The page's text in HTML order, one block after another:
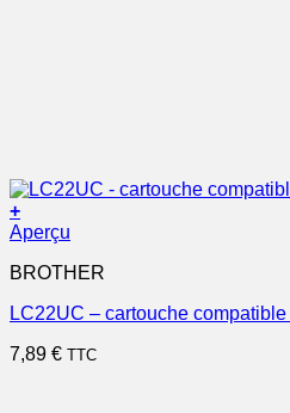
+
Aperçu
BROTHER
LC22UC – cartouche
7,89 € TTC